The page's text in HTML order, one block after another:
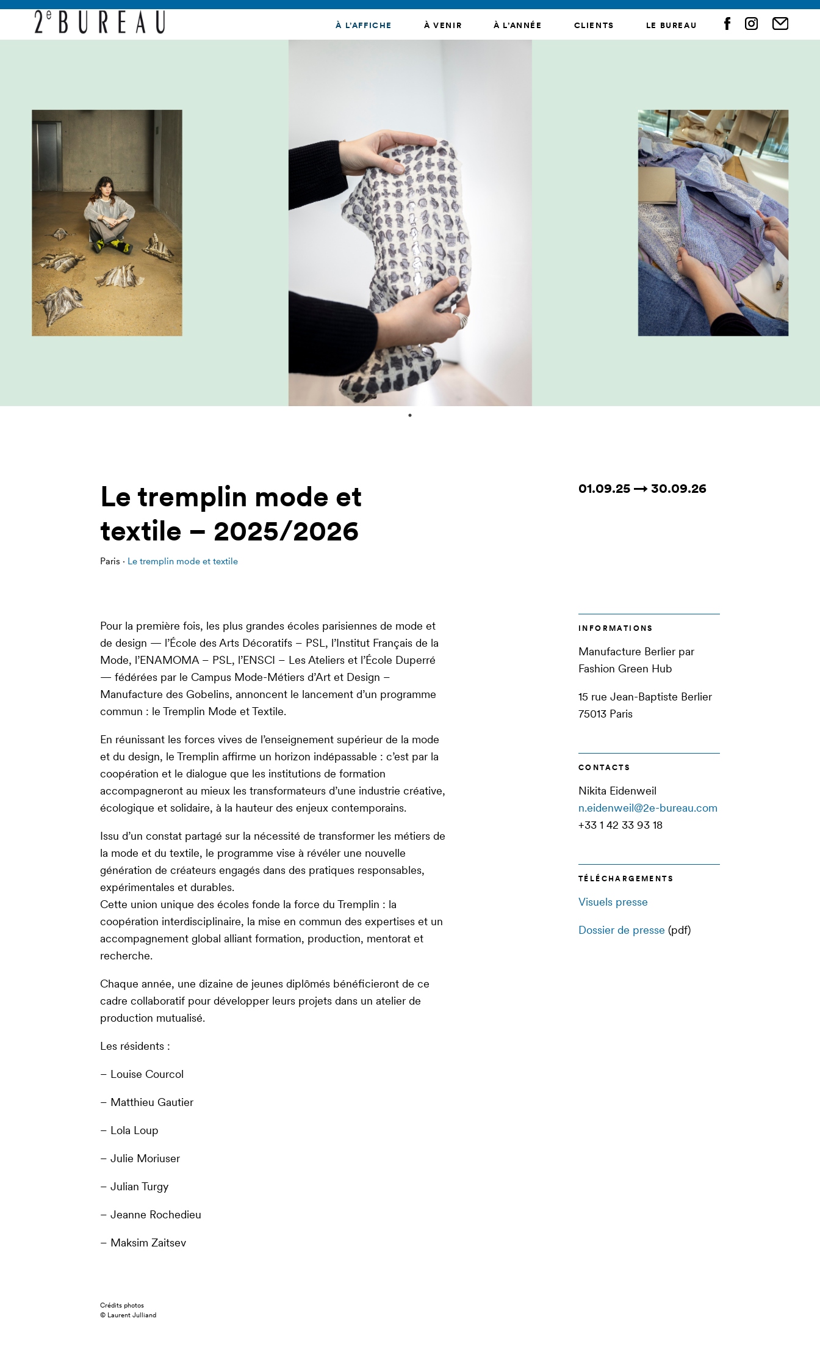
À L’AFFICHE À VENIR À L’ANNÉE CLIENTS LE BUREAU
Le tremplin mode et
textile – 2025/2026
Paris · Le tremplin mode et textile
01.09.25 → 30.09.26
Pour la première fois, les plus grandes écoles parisiennes de mode et
de design — l’École des Arts Décoratifs – PSL, l’Institut Français de la
Mode, l’ENAMOMA – PSL, l’ENSCI – Les Ateliers et l’École Duperré
— fédérées par le Campus Mode-Métiers d’Art et Design –
Manufacture des Gobelins, annoncent le lancement d’un programme
commun : le Tremplin Mode et Textile.
En réunissant les forces vives de l’enseignement supérieur de la mode
et du design, le Tremplin affirme un horizon indépassable : c’est par la
coopération et le dialogue que les institutions de formation
accompagneront au mieux les transformateurs d’une industrie créative,
écologique et solidaire, à la hauteur des enjeux contemporains.
Issu d’un constat partagé sur la nécessité de transformer les métiers de
la mode et du textile, le programme vise à révéler une nouvelle
génération de créateurs engagés dans des pratiques responsables,
expérimentales et durables.
Cette union unique des écoles fonde la force du Tremplin : la
coopération interdisciplinaire, la mise en commun des expertises et un
accompagnement global alliant formation, production, mentorat et
recherche.
Chaque année, une dizaine de jeunes diplômés bénéficieront de ce
cadre collaboratif pour développer leurs projets dans un atelier de
production mutualisé.
Les résidents :
– Louise Courcol
– Matthieu Gautier
– Lola Loup
– Julie Moriuser
– Julian Turgy
– Jeanne Rochedieu
– Maksim Zaitsev
Crédits photos
© Laurent Julliand
INFORMATIONS
Manufacture Berlier par
Fashion Green Hub
15 rue Jean-Baptiste Berlier
75013 Paris
CONTACTS
Nikita Eidenweil
n.eidenweil@2e-bureau.com
+33 1 42 33 93 18
TÉLÉCHARGEMENTS
Visuels presse
Dossier de presse (pdf)